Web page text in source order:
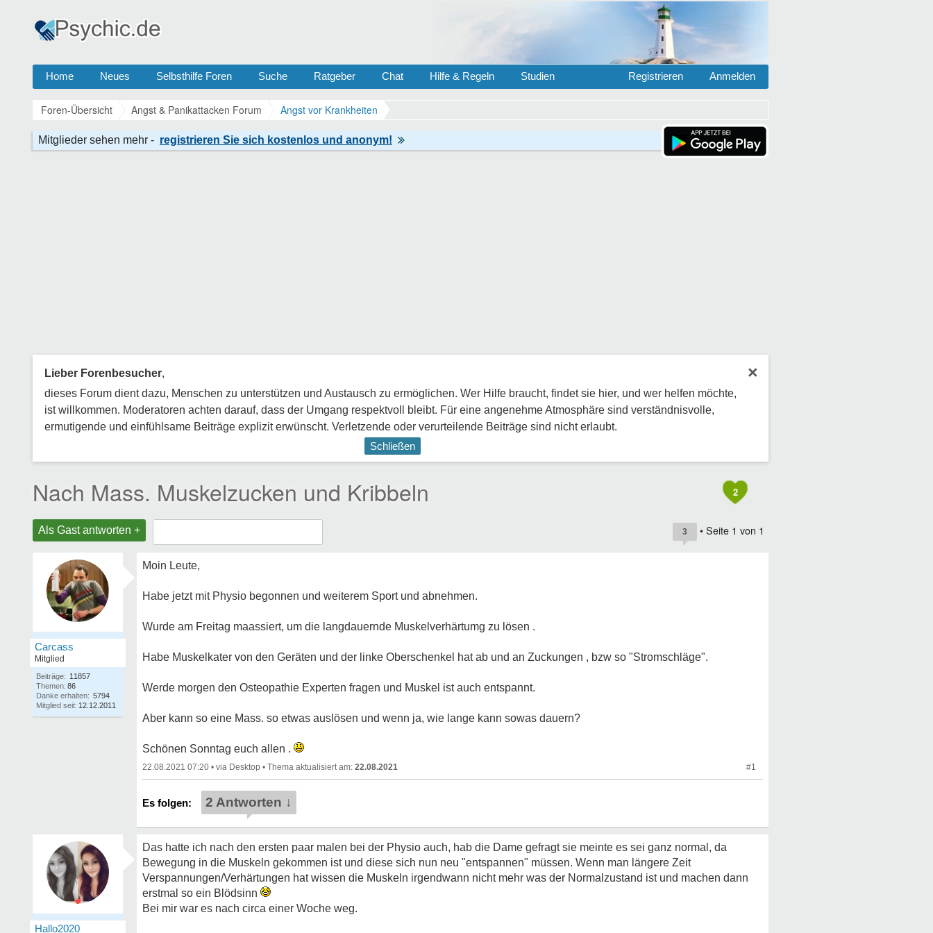
Home Neues Selbsthilfe Foren Suche Ratgeber Chat Hilfe & Regeln Studien Anmelden
Registrieren
Foren-Übersicht Angst & Panikattacken Forum Angst vor Krankheiten
×
Lieber Forenbesucher,
dieses Forum dient dazu, Menschen zu unterstützen und Austausch zu ermöglichen. Wer Hilfe braucht, findet sie hier, und wer helfen möchte,
ist willkommen. Moderatoren achten darauf, dass der Umgang respektvoll bleibt. Für eine angenehme Atmosphäre sind verständnisvolle,
ermutigende und einfühlsame Beiträge explizit erwünscht. Verletzende oder verurteilende Beiträge sind nicht erlaubt.
Schließen
2
Nach Mass. Muskelzucken und Kribbeln
Als Gast antworten + 3 • Seite 1 von 1
Carcass
Mitglied
Beiträge: 11857
Themen: 86
Danke erhalten: 5794
Mitglied seit: 12.12.2011
Moin Leute,
Habe jetzt mit Physio begonnen und weiterem Sport und abnehmen.
Wurde am Freitag maassiert, um die langdauernde Muskelverhärtumg zu lösen .
Habe Muskelkater von den Geräten und der linke Oberschenkel hat ab und an Zuckungen , bzw so "Stromschläge".
Werde morgen den Osteopathie Experten fragen und Muskel ist auch entspannt.
Aber kann so eine Mass. so etwas auslösen und wenn ja, wie lange kann sowas dauern?
Schönen Sonntag euch allen .
22.08.2021 07:20 • • 22.08.2021 #1
2 Antworten ↓
Hallo2020
Das hatte ich nach den ersten paar malen bei der Physio auch, hab die Dame gefragt sie meinte es sei ganz normal, da
Bewegung in die Muskeln gekommen ist und diese sich nun neu "entspannen" müssen. Wenn man längere Zeit
Verspannungen/Verhärtungen hat wissen die Muskeln irgendwann nicht mehr was der Normalzustand ist und machen dann
erstmal so ein Blödsinn
Bei mir war es nach circa einer Woche weg.